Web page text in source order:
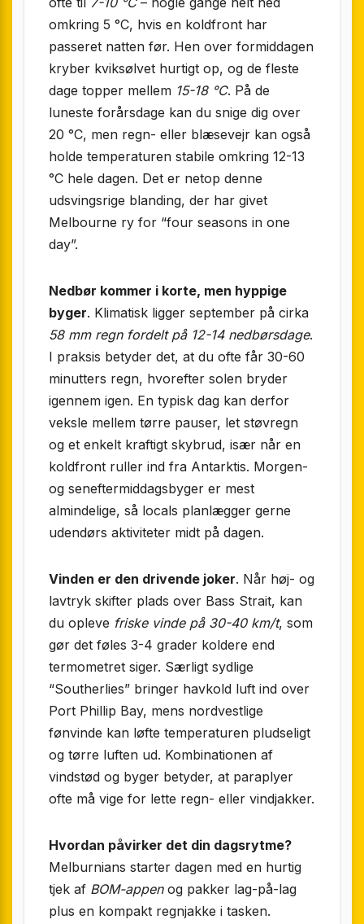
omkring 5 °C, hvis en koldfront har
passeret natten før. Hen over formiddagen
kryber kviksølvet hurtigt op, og de fleste
dage topper mellem 15-18 °C. På de
luneste forårsdage kan du snige dig over
20 °C, men regn- eller blæsevejr kan også
holde temperaturen stabile omkring 12-13
°C hele dagen. Det er netop denne
udsvingsrige blanding, der har givet
Melbourne ry for “four seasons in one
day”.
Nedbør kommer i korte, men hyppige
byger. Klimatisk ligger september på cirka
58 mm regn fordelt på 12-14 nedbørsdage.
I praksis betyder det, at du ofte får 30-60
minutters regn, hvorefter solen bryder
igennem igen. En typisk dag kan derfor
veksle mellem tørre pauser, let støvregn
og et enkelt kraftigt skybrud, især når en
koldfront ruller ind fra Antarktis. Morgen-
og seneftermiddagsbyger er mest
almindelige, så locals planlægger gerne
udendørs aktiviteter midt på dagen.
Vinden er den drivende joker. Når høj- og
lavtryk skifter plads over Bass Strait, kan
du opleve friske vinde på 30-40 km/t, som
gør det føles 3-4 grader koldere end
termometret siger. Særligt sydlige
“Southerlies” bringer havkold luft ind over
Port Phillip Bay, mens nordvestlige
fønvinde kan løfte temperaturen pludseligt
og tørre luften ud. Kombinationen af
vindstød og byger betyder, at paraplyer
ofte må vige for lette regn- eller vindjakker.
Hvordan påvirker det din dagsrytme?
Melburnians starter dagen med en hurtig
tjek af BOM-appenog pakker lag-på-lag
plus en kompakt regnjakke i tasken.